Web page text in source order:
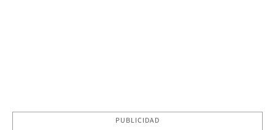
PUBLICIDAD